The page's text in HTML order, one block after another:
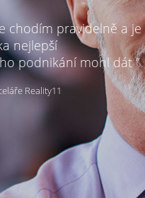
chodím pravidelně a je
nejlepší
podnikání mohl dát ”
Reality11